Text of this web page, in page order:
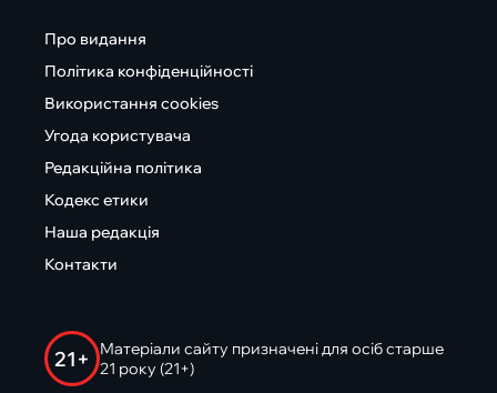
Про видання
Політика конфіденційності
Використання cookies
Угода користувача
Редакційна політика
Кодекс етики
Наша редакція
Контакти
21+
Матеріали сайту призначені для осіб старше
21 року (21+)